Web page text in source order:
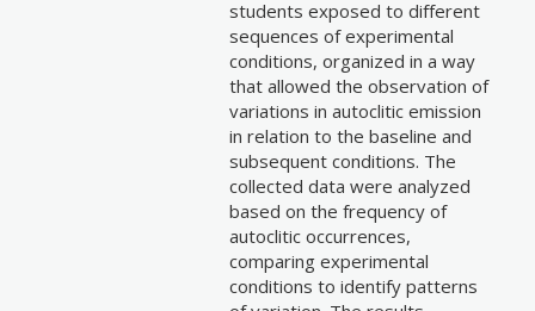
students exposed to different
sequences of experimental
conditions, organized in a way
that allowed the observation of
variations in autoclitic emission
in relation to the baseline and
subsequent conditions. The
collected data were analyzed
based on the frequency of
autoclitic occurrences,
comparing experimental
conditions to identify patterns